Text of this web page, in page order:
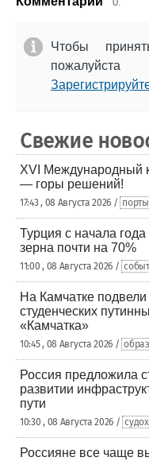
Чтобы
Свежие
XVI Международный
— горы решений!
17:43 , 08 Августа 2026 / порты
Турция с начала
зерна почти на 70%
11:00 , 08 Августа 2026 /
На Камчатке подвели
студенческих
«Камчатка»
10:45 , 08 Августа 2026 /
Россия предложила
развитии
пути
10:30 , 08 Августа 2026 /
Россияне все чаще